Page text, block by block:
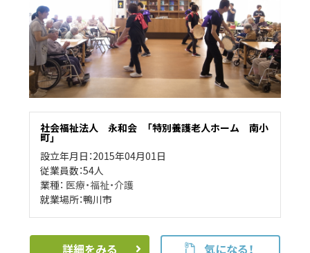
社会福祉法人 永和会 「特別養護老人ホーム 南小
町」
設立年月日：2015年04月01日
従業員数：54人
業種： 医療・福祉・介護
就業場所：鴨川市
詳細をみる 気になる！